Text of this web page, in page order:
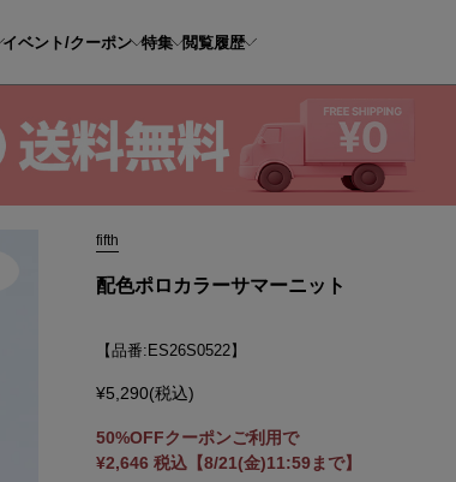
イベント/クーポン 特集 閲覧履歴
fifth
配色ポロカラーサマーニット
【品番:ES26S0522】
¥5,290(税込)
50%OFFクーポンご利用で
¥2,646 税込【8/21(金)11:59まで】